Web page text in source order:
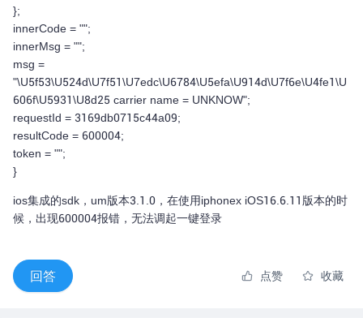
};
innerCode = "";
innerMsg = "";
msg =
"\U5f53\U524d\U7f51\U7edc\U6784\U5efa\U914d\U7f6e\U4fe1\U
606f\U5931\U8d25 carrier name = UNKNOW";
requestId = 3169db0715c44a09;
resultCode = 600004;
token = "";
}
ios集成的sdk，um版本3.1.0，在使用iphonex iOS16.6.11版本的时
候，出现600004报错，无法调起一键登录
回答 点赞 收藏